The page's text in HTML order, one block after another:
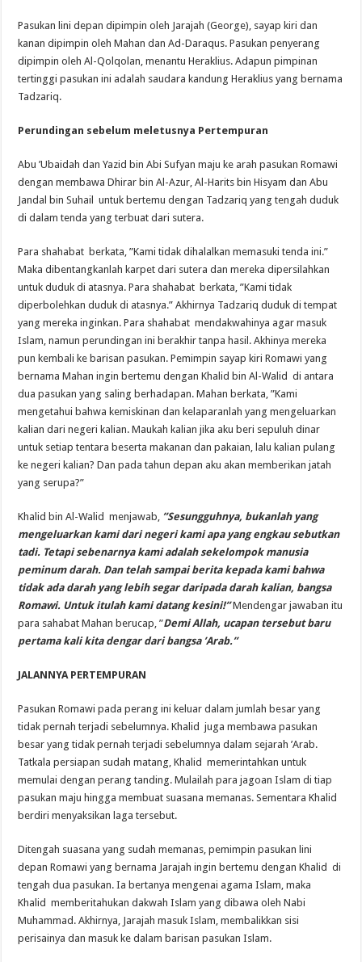
Pasukan lini depan dipimpin oleh Jarajah (George), sayap kiri dan
kanan dipimpin oleh Mahan dan Ad-Daraqus. Pasukan penyerang
dipimpin oleh Al-Qolqolan, menantu Heraklius. Adapun pimpinan
tertinggi pasukan ini adalah saudara kandung Heraklius yang bernama
Tadzariq.
Perundingan sebelum meletusnya Pertempuran
Abu ’Ubaidah dan Yazid bin Abi Sufyan maju ke arah pasukan Romawi
dengan membawa Dhirar bin Al-Azur, Al-Harits bin Hisyam dan Abu
Jandal bin Suhail untuk bertemu dengan Tadzariq yang tengah duduk
di dalam tenda yang terbuat dari sutera.
Para shahabat berkata, ”Kami tidak dihalalkan memasuki tenda ini.”
Maka dibentangkanlah karpet dari sutera dan mereka dipersilahkan
untuk duduk di atasnya. Para shahabat berkata, ”Kami tidak
diperbolehkan duduk di atasnya.” Akhirnya Tadzariq duduk di tempat
yang mereka inginkan. Para shahabat mendakwahinya agar masuk
Islam, namun perundingan ini berakhir tanpa hasil. Akhinya mereka
pun kembali ke barisan pasukan. Pemimpin sayap kiri Romawi yang
bernama Mahan ingin bertemu dengan Khalid bin Al-Walid di antara
dua pasukan yang saling berhadapan. Mahan berkata, ”Kami
mengetahui bahwa kemiskinan dan kelaparanlah yang mengeluarkan
kalian dari negeri kalian. Maukah kalian jika aku beri sepuluh dinar
untuk setiap tentara beserta makanan dan pakaian, lalu kalian pulang
ke negeri kalian? Dan pada tahun depan aku akan memberikan jatah
yang serupa?”
Khalid bin Al-Walid menjawab, ”Sesungguhnya, bukanlah yang
mengeluarkan kami dari negeri kami apa yang engkau sebutkan
tadi. Tetapi sebenarnya kami adalah sekelompok manusia
peminum darah. Dan telah sampai berita kepada kami bahwa
tidak ada darah yang lebih segar daripada darah kalian, bangsa
Romawi. Untuk itulah kami datang kesini!” Mendengar jawaban itu
para sahabat Mahan berucap, ”Demi Allah, ucapan tersebut baru
pertama kali kita dengar dari bangsa ’Arab.”
JALANNYA PERTEMPURAN
Pasukan Romawi pada perang ini keluar dalam jumlah besar yang
tidak pernah terjadi sebelumnya. Khalid juga membawa pasukan
besar yang tidak pernah terjadi sebelumnya dalam sejarah ’Arab.
Tatkala persiapan sudah matang, Khalid memerintahkan untuk
memulai dengan perang tanding. Mulailah para jagoan Islam di tiap
pasukan maju hingga membuat suasana memanas. Sementara Khalid
berdiri menyaksikan laga tersebut.
Ditengah suasana yang sudah memanas, pemimpin pasukan lini
depan Romawi yang bernama Jarajah ingin bertemu dengan Khalid di
tengah dua pasukan. Ia bertanya mengenai agama Islam, maka
Khalid memberitahukan dakwah Islam yang dibawa oleh Nabi
Muhammad. Akhirnya, Jarajah masuk Islam, membalikkan sisi
perisainya dan masuk ke dalam barisan pasukan Islam.